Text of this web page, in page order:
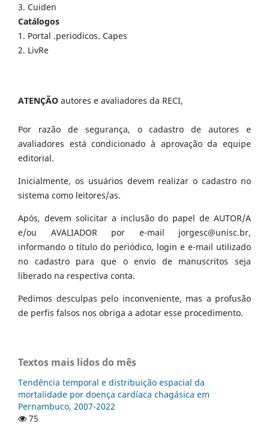
3. Cuiden
Catálogos
1. Portal .periodicos. Capes
2. LivRe
ATENÇÃO autores e avaliadores da RECI,
Por razão de segurança, o cadastro de autores e
avaliadores está condicionado à aprovação da equipe
editorial.
Inicialmente, os usuários devem realizar o cadastro no
sistema como leitores/as.
Após, devem solicitar a inclusão do papel de AUTOR/A
e/ou AVALIADOR por e-mail jorgesc@unisc.br,
informando o título do periódico, login e e-mail utilizado
no cadastro para que o envio de manuscritos seja
liberado na respectiva conta.
Pedimos desculpas pelo inconveniente, mas a profusão
de perfis falsos nos obriga a adotar esse procedimento.
Textos mais lidos do mês
Tendência temporal e distribuição espacial da
mortalidade por doença cardíaca chagásica em
Pernambuco, 2007-2022
75